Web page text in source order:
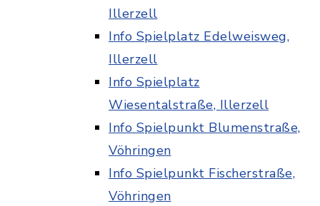
Illerzell
Info Spielplatz Edelweisweg,
Illerzell
Info Spielplatz
Wiesentalstraße, Illerzell
Info Spielpunkt Blumenstraße,
Vöhringen
Info Spielpunkt Fischerstraße,
Vöhringen